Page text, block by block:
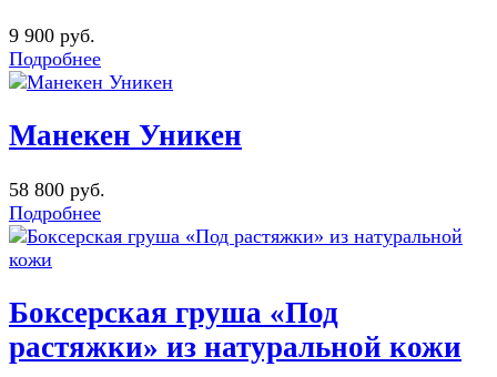
9 900 руб.
Подробнее
Манекен Уникен
58 800 руб.
Подробнее
Боксерская груша «Под
растяжки» из натуральной кожи